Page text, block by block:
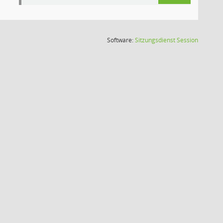
Software:SitzungsdienstSession(Wird in